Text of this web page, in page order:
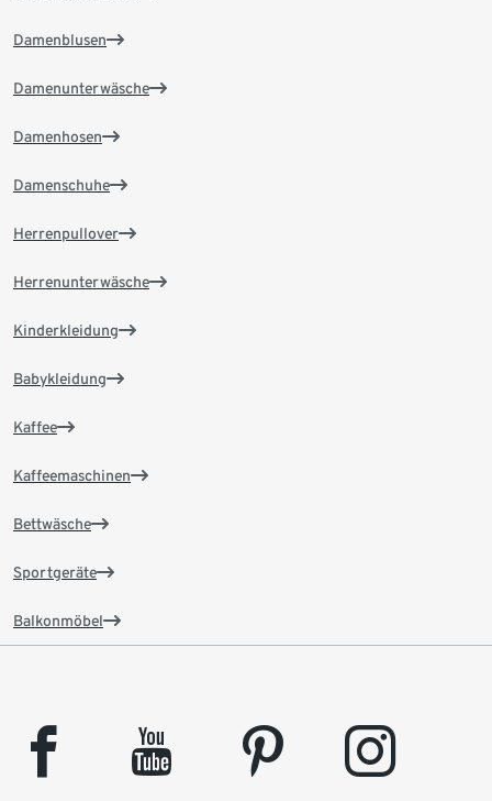
Damenblusen
Damenunterwäsche
Damenhosen
Damenschuhe
Herrenpullover
Herrenunterwäsche
Kinderkleidung
Babykleidung
Kaffee
Kaffeemaschinen
Bettwäsche
Sportgeräte
Balkonmöbel
facebook youtube pinterest instagram